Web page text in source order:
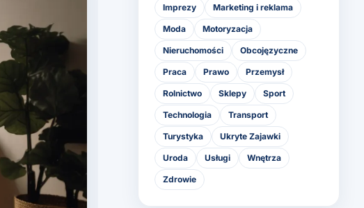
Imprezy Marketing i reklama
Moda Motoryzacja
Nieruchomości Obcojęzyczne
Praca Prawo Przemysł
Rolnictwo Sklepy Sport
Technologia Transport
Turystyka Ukryte Zajawki
Uroda Usługi Wnętrza
Zdrowie